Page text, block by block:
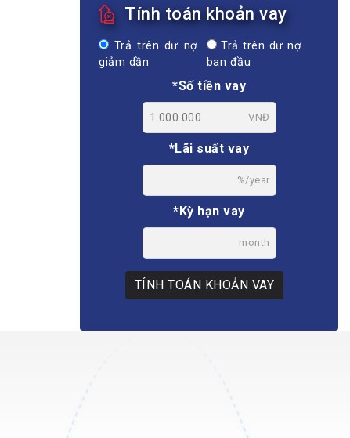
Tính toán khoản vay
Trả trên dư nợ
giảm dần
Trả trên dư nợ
ban đầu
*Số tiền vay
VNĐ
*Lãi suất vay
%/year
*Kỳ hạn vay
month
TÍNH TOÁN KHOẢN VAY